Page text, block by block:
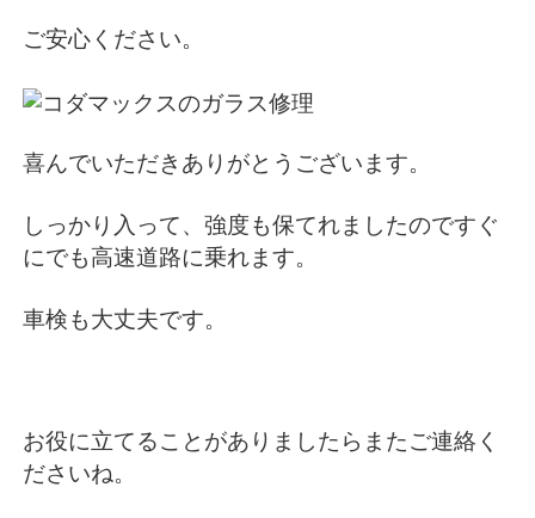
ご安心ください。
喜んでいただきありがとうございます。
しっかり入って、強度も保てれましたのですぐ
にでも高速道路に乗れます。
車検も大丈夫です。
お役に立てることがありましたらまたご連絡く
ださいね。